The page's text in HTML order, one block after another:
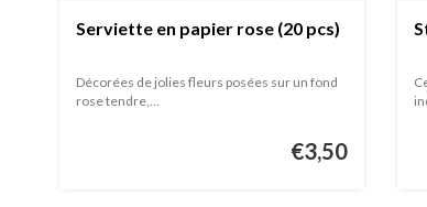
Serviette en papier rose (20 pcs)
Décorées de jolies fleurs posées sur un fond
rose tendre,...
€3,50